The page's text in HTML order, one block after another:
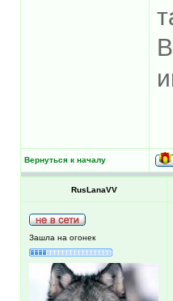
Вернуться к началу
RusLanaVV
Зашла на огонек